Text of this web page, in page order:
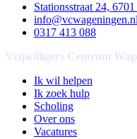
Stationsstraat 24,
info@vcwageningen.nl
0317 413 088
Vrijwilligers Centrum
Ik wil helpen
Ik zoek hulp
Scholing
Over ons
Vacatures